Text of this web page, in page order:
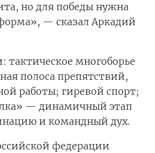
но для победы нужна
— сказал Аркадий
многоборье
полоса препятствий,
работы; гиревой спорт;
— динамичный этап
и командный дух.
федерации